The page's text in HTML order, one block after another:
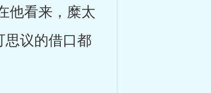
看来，糜太
议的借口都